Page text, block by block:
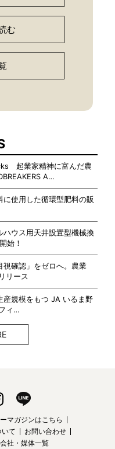
む
起業家精神に富んだ農
A…
に使用した循環型肥料の販
ハウス用天井設置型機械換
始！
視確認」をゼロへ。農業
リース
産規模をもつ JA いるま野
ィ…
マガジンはこちら
て
お問い合わせ
社・媒体一覧